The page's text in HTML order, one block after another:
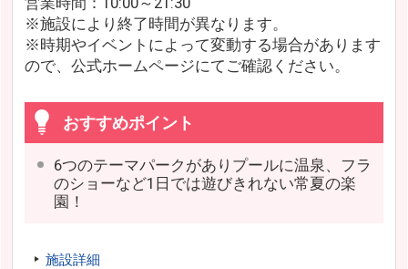
※施設により終了時間が異なります。
※時期やイベントによって変動する場合があります
ので、公式ホームページにてご確認ください。
おすすめポイント
6つのテーマパークがありプールに温泉、フラ
のショーなど1日では遊びきれない常夏の楽
園！
施設詳細